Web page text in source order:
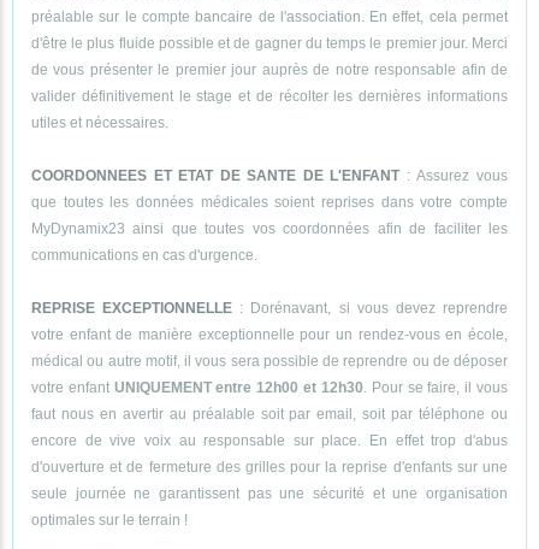
préalable sur le compte bancaire de l'association. En effet, cela permet
d'être le plus fluide possible et de gagner du temps le premier jour. Merci
de vous présenter le premier jour auprès de notre responsable afin de
valider définitivement le stage et de récolter les dernières informations
utiles et nécessaires.
COORDONNEES ET ETAT DE SANTE DE L'ENFANT: Assurez vous
que toutes les données médicales soient reprises dans votre compte
MyDynamix23 ainsi que toutes vos coordonnées afin de faciliter les
communications en cas d'urgence.
REPRISE EXCEPTIONNELLE : Dorénavant, si vous devez reprendre
votre enfant de manière exceptionnelle pour un rendez-vous en école,
médical ou autre motif, il vous sera possible de reprendre ou de déposer
votre enfant UNIQUEMENT entre 12h00 et 12h30. Pour se faire, il vous
faut nous en avertir au préalable soit par email, soit par téléphone ou
encore de vive voix au responsable sur place. En effet trop d'abus
d'ouverture et de fermeture des grilles pour la reprise d'enfants sur une
seule journée ne garantissent pas une sécurité et une organisation
optimales sur le terrain !